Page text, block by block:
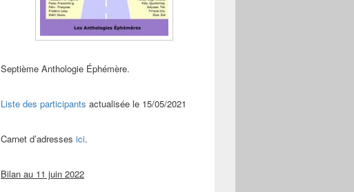
Septième Anthologie Éphémère.
Liste des participants actualisée le 15/05/2021
Carnet d’adresses ici.
Bilan au 11 juin 2022